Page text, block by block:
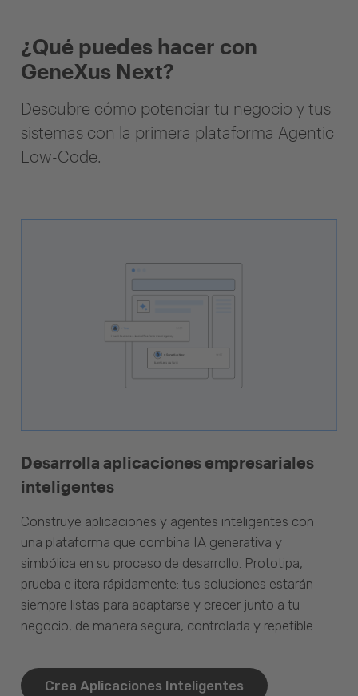
¿Qué puedes hacer con
GeneXus Next?
Descubre cómo potenciar tu negocio y tus
sistemas con la primera plataforma Agentic
Low-Code.
Desarrolla aplicaciones empresariales
inteligentes
Construye aplicaciones y agentes inteligentes con
una plataforma que combina IA generativa y
simbólica en su proceso de desarrollo. Prototipa,
prueba e itera rápidamente: tus soluciones estarán
siempre listas para adaptarse y crecer junto a tu
negocio, de manera segura, controlada y repetible.
Crea Aplicaciones Inteligentes